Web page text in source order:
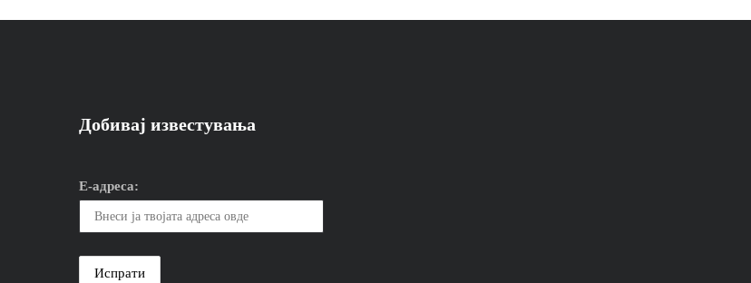
Добивај известувања
Е-адреса: